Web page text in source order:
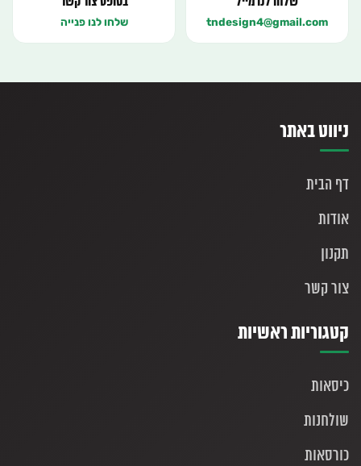
tndesign4@gmail.com שלחו לנו פנייה
ניווט באתר
דף הבית
אודות
תקנון
צור קשר
קטגוריות ראשיות
כיסאות
שולחנות
כורסאות